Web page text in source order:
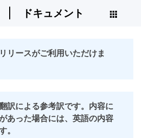
ドキュメント
リースがご利用いただけま
訳による参考訳です。内容に
あった場合には、英語の内容
。